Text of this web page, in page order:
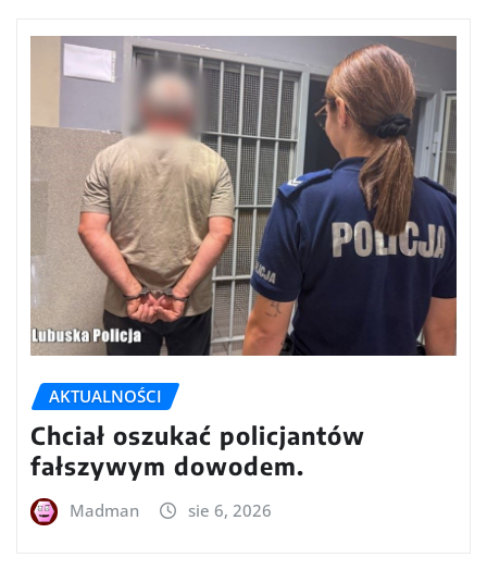
AKTUALNOŚCI
Chciał oszukać policjantów
fałszywym dowodem.
Madman sie 6, 2026